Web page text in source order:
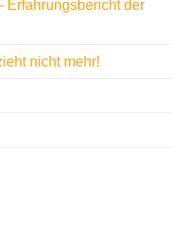
Erfahrungsbericht der
nicht mehr!